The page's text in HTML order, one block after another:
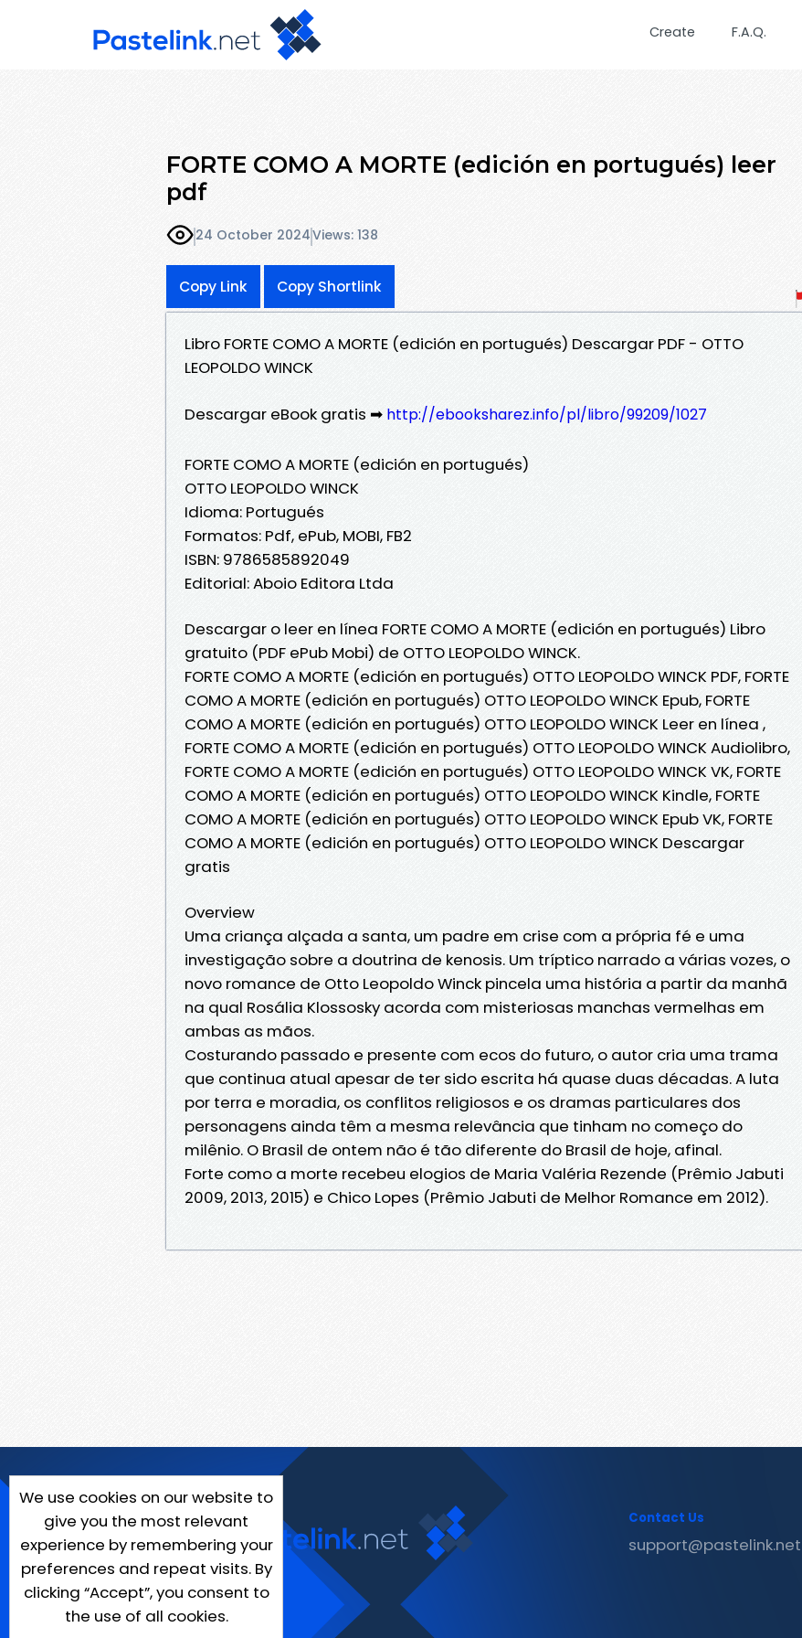
Create F.A.Q.
FORTE COMO A MORTE (edición en portugués) leer
pdf
24 October 2024Views: 138
Copy Link Copy Shortlink
Libro FORTE COMO A MORTE (edición en portugués) Descargar PDF - OTTO
LEOPOLDO WINCK
Descargar eBook gratis ➡ http://ebooksharez.info/pl/libro/99209/1027
FORTE COMO A MORTE (edición en portugués)
OTTO LEOPOLDO WINCK
Idioma: Portugués
Formatos: Pdf, ePub, MOBI, FB2
ISBN: 9786585892049
Editorial: Aboio Editora Ltda
Descargar o leer en línea FORTE COMO A MORTE (edición en portugués) Libro
gratuito (PDF ePub Mobi) de OTTO LEOPOLDO WINCK.
FORTE COMO A MORTE (edición en portugués) OTTO LEOPOLDO WINCK PDF, FORTE
COMO A MORTE (edición en portugués) OTTO LEOPOLDO WINCK Epub, FORTE
COMO A MORTE (edición en portugués) OTTO LEOPOLDO WINCK Leer en línea ,
FORTE COMO A MORTE (edición en portugués) OTTO LEOPOLDO WINCK Audiolibro,
FORTE COMO A MORTE (edición en portugués) OTTO LEOPOLDO WINCK VK, FORTE
COMO A MORTE (edición en portugués) OTTO LEOPOLDO WINCK Kindle, FORTE
COMO A MORTE (edición en portugués) OTTO LEOPOLDO WINCK Epub VK, FORTE
COMO A MORTE (edición en portugués) OTTO LEOPOLDO WINCK Descargar
gratis
Overview
Uma criança alçada a santa, um padre em crise com a própria fé e uma
investigação sobre a doutrina de kenosis. Um tríptico narrado a várias vozes, o
novo romance de Otto Leopoldo Winck pincela uma história a partir da manhã
na qual Rosália Klossosky acorda com misteriosas manchas vermelhas em
ambas as mãos.
Costurando passado e presente com ecos do futuro, o autor cria uma trama
que continua atual apesar de ter sido escrita há quase duas décadas. A luta
por terra e moradia, os conflitos religiosos e os dramas particulares dos
personagens ainda têm a mesma relevância que tinham no começo do
milênio. O Brasil de ontem não é tão diferente do Brasil de hoje, afinal.
Forte como a morte recebeu elogios de Maria Valéria Rezende (Prêmio Jabuti
2009, 2013, 2015) e Chico Lopes (Prêmio Jabuti de Melhor Romance em 2012).
We use cookies on our website to
give you the most relevant
experience by remembering your
preferences and repeat visits. By
clicking “Accept”, you consent to
the use of all cookies.
Contact Us
support@pastelink.net